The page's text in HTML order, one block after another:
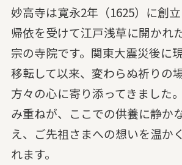
妙高寺は寛永2年（1625）に創
帰依を受けて江戸浅草に開かれ
宗の寺院です。関東大震災後に
移転して以来、変わらぬ祈りの
方々の心に寄り添ってきました
み重ねが、ここでの供養に静か
え、ご先祖さまへの想いを温か
れます。